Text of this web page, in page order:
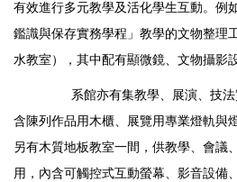
有效進行多元教學及活化學生互動。例
鑑識與保存實務學程」教學的文物整理
水教室），其中配有顯微鏡、文物攝影
系館亦有集教學、展演、技法實
含陳列作品用木櫃、展覽用專業燈軌與
另有木質地板教室一間，供教學、會議
用，內含可觸控式互動螢幕、影音設備